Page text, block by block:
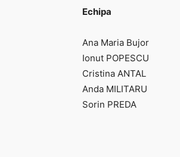
Echipa
Ana Maria Bujor
Ionut POPESCU
Cristina ANTAL
Anda MILITARU
Sorin PREDA